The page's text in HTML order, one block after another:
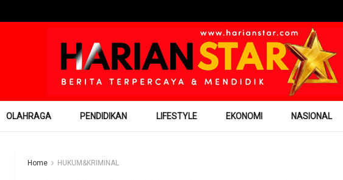
OLAHRAGA PENDIDIKAN LIFESTYLE EKONOMI NASIONAL
Home HUKUM&KRIMINAL